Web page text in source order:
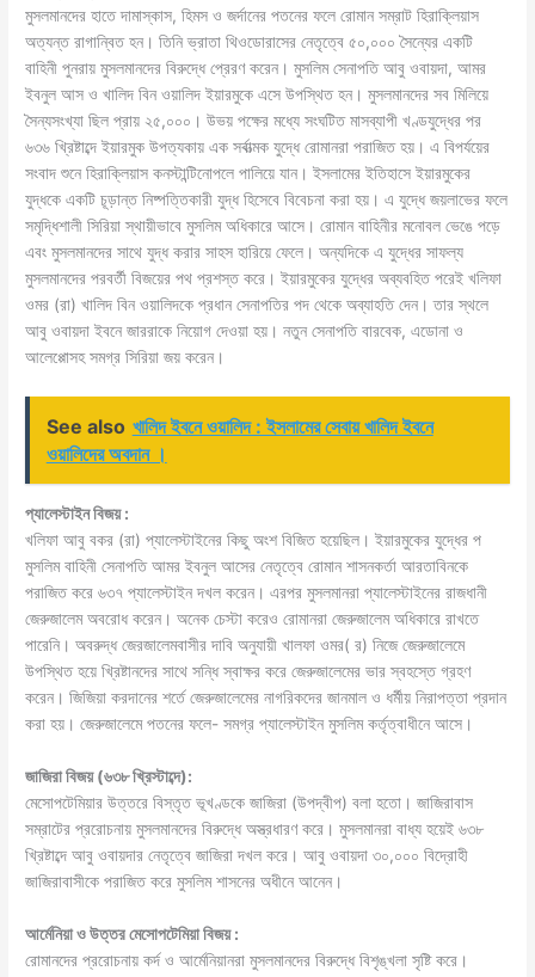
মুসলমানদের হাতে দামাস্কাস, হিমস ও জর্দানের পতনের ফলে রােমান সম্রাট হিরাক্লিয়াস
অত্যন্ত রাগান্বিত হন। তিনি ভ্রাতা থিওডােরাসের নেতৃত্বে ৫০,০০০ সৈন্যের একটি
বাহিনী পুনরায় মুসলমানদের বিরুদ্ধে প্রেরণ করেন। মুসলিম সেনাপতি আবু ওবায়দা, আমর
ইবনুল আস ও খালিদ বিন ওয়ালিদ ইয়ারমুকে এসে উপস্থিত হন। মুসলমানদের সব মিলিয়ে
সৈন্যসংখ্যা ছিল প্রায় ২৫,০০০। উভয় পক্ষের মধ্যে সংঘটিত মাসব্যাপী খণ্ডযুদ্ধের পর
৬৩৬ খ্রিষ্টাব্দে ইয়ারমুক উপত্যকায় এক সর্বাত্মক যুদ্ধে রােমানরা পরাজিত হয়। এ বিপর্যয়ের
সংবাদ শুনে হিরাক্লিয়াস কনস্টান্টিনােপলে পালিয়ে যান। ইসলামের ইতিহাসে ইয়ারমুকের
যুদ্ধকে একটি চূড়ান্ত নিষ্পত্তিকারী যুদ্ধ হিসেবে বিবেচনা করা হয়। এ যুদ্ধে জয়লাভের ফলে
সমৃদ্ধিশালী সিরিয়া স্থায়ীভাবে মুসলিম অধিকারে আসে। রােমান বাহিনীর মনােবল ভেঙে পড়ে
এবং মুসলমানদের সাথে যুদ্ধ করার সাহস হারিয়ে ফেলে। অন্যদিকে এ যুদ্ধের সাফল্য
মুসলমানদের পরবর্তী বিজয়ের পথ প্রশস্ত করে। ইয়ারমুকের যুদ্ধের অব্যবহিত পরেই খলিফা
ওমর (রা) খালিদ বিন ওয়ালিদকে প্রধান সেনাপতির পদ থেকে অব্যাহতি দেন। তার স্থলে
আবু ওবায়দা ইবনে জাররাকে নিয়ােগ দেওয়া হয়। নতুন সেনাপতি বারবেক, এডােনা ও
আলেপ্পোসহ সমগ্র সিরিয়া জয় করেন।
See also খালিদ ইবনে ওয়ালিদ : ইসলামের সেবায় খালিদ ইবনে
ওয়ালিদের অবদান ।
প্যালেস্টাইন বিজয় :
খলিফা আবু বকর (রা) প্যালেস্টাইনের কিছু অংশ বিজিত হয়েছিল। ইয়ারমুকের যুদ্ধের প
মুসলিম বাহিনী সেনাপতি আমর ইবনুল আসের নেতৃত্বে রােমান শাসনকর্তা আরতাবিনকে
পরাজিত করে ৬৩৭ প্যালেস্টাইন দখল করেন। এরপর মুসলমানরা প্যালেস্টাইনের রাজধানী
জেরুজালেম অবরােধ করেন। অনেক চেস্টা করেও রােমানরা জেরুজালেম অধিকারে রাখতে
পারেনি। অবরুদ্ধ জেরজালেমবাসীর দাবি অনুযায়ী খালফা ওমর( র) নিজে জেরুজালেমে
উপস্থিত হয়ে খ্রিষ্টানদের সাথে সন্ধি স্বাক্ষর করে জেরুজালেমের ভার স্বহস্তে গ্রহণ
করেন। জিজিয়া করদানের শর্তে জেরুজালেমের নাগরিকদের জানমাল ও ধর্মীয় নিরাপত্তা প্রদান
করা হয়। জেরুজালেমে পতনের ফলে- সমগ্র প্যালেস্টাইন মুসলিম কর্তৃত্বাধীনে আসে।
জাজিরা বিজয় (৬৩৮ খ্রিস্টাব্দে):
মেসােপটেমিয়ার উত্তরে বিস্তৃত ভূখণ্ডকে জাজিরা (উপদ্বীপ) বলা হতাে। জাজিরাবাস
সম্রাটের প্ররােচনায় মুসলমানদের বিরুদ্ধে অস্ত্রধারণ করে। মুসলমানরা বাধ্য হয়েই ৬৩৮
খ্রিষ্টাব্দে আবু ওবায়দার নেতৃত্বে জাজিরা দখল করে। আবু ওবায়দা ৩০,০০০ বিদ্রোহী
জাজিরাবাসীকে পরাজিত করে মুসলিম শাসনের অধীনে আনেন।
আর্মেনিয়া ও উত্তর মেসােপটেমিয়া বিজয় :
রােমানদের প্ররােচনায় কর্দ ও আর্মেনিয়ানরা মুসলমানদের বিরুদ্ধে বিশৃঙ্খলা সৃষ্টি করে।